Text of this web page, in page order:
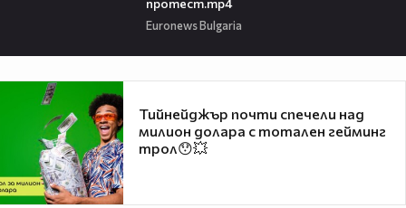
Euronews Bulgaria
Тийнейджър почти спечели над
милион долара с тотален гейминг
трол😯💥